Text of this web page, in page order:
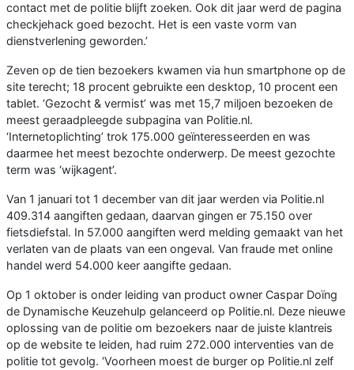
contact met de politie blijft zoeken. Ook dit jaar werd de pagina
checkjehack goed bezocht. Het is een vaste vorm van
dienstverlening geworden.’
Zeven op de tien bezoekers kwamen via hun smartphone op de
site terecht; 18 procent gebruikte een desktop, 10 procent een
tablet. ‘Gezocht & vermist’ was met 15,7 miljoen bezoeken de
meest geraadpleegde subpagina van Politie.nl.
‘Internetoplichting’ trok 175.000 geïnteresseerden en was
daarmee het meest bezochte onderwerp. De meest gezochte
term was ‘wijkagent’.
Van 1 januari tot 1 december van dit jaar werden via Politie.nl
409.314 aangiften gedaan, daarvan gingen er 75.150 over
fietsdiefstal. In 57.000 aangiften werd melding gemaakt van het
verlaten van de plaats van een ongeval. Van fraude met online
handel werd 54.000 keer aangifte gedaan.
Op 1 oktober is onder leiding van product owner Caspar Doïng
de Dynamische Keuzehulp gelanceerd op Politie.nl. Deze nieuwe
oplossing van de politie om bezoekers naar de juiste klantreis
op de website te leiden, had ruim 272.000 interventies van de
politie tot gevolg. ‘Voorheen moest de burger op Politie.nl zelf